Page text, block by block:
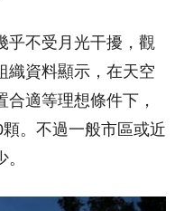
乎不受月光干擾，觀
織資料顯示，在天空
適等理想條件下，
。不過一般市區或近